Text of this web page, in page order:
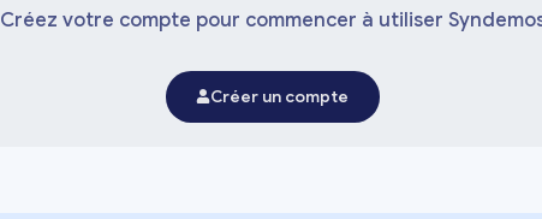
Créez votre compte pour commencer à utiliser
Créer un compte